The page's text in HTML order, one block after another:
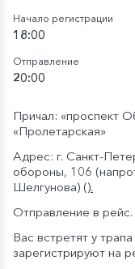
Начало регистрации
18:00
Отправление
20:00
Причал: «проспект
«Пролетарская»
Адрес: г. Санкт-
обороны, 106
Шелгунова) ().
Отправление в
Вас встретят у
зарегистрируют на